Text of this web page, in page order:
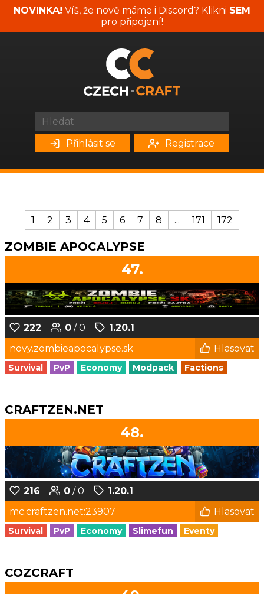
NOVINKA! Víš, že nově máme i Discord? Klikni SEM
pro připojení!
Přihlásit se Registrace
1 2 3 4 5 6 7 8 ... 171 172
ZOMBIE APOCALYPSE
47.
222 0 / 0
1.20.1
novy.zombieapocalypse.sk
Hlasovat
Survival PvP Economy Modpack Factions
CRAFTZEN.NET
48.
216 0 / 0
1.20.1
mc.craftzen.net:23907
Hlasovat
Survival PvP Economy Slimefun Eventy
COZCRAFT